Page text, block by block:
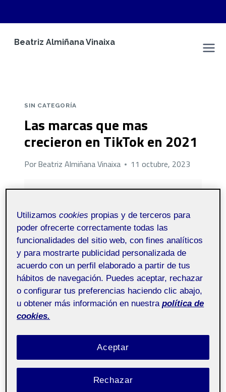
Beatriz Almiñana Vinaixa
SIN CATEGORÍA
Las marcas que mas
crecieron en TikTok en 2021
PorBeatriz Almiñana Vinaixa 11 octubre, 2023
He elegido este tema debido a la creciente
importancia que TikTok está adquiriendo en el
mundo del marketing y la publicidad. En los
últimos años, esta plataforma ha
experimentado un rápido crecimiento en
términos de usuarios y popularidad,
convirtiéndose en una herramienta clave para
más joven y conectada….
LEER MÁS
MARCAS
Utilizamoscookies propias y de terceros para
poder ofrecerte correctamente todas las
funcionalidades del sitio web, con fines analíticos
y para mostrarte publicidad personalizada de
acuerdo con un perfil elaborado a partir de tus
hábitos de navegación. Puedes aceptar, rechazar
o configurar tus preferencias haciendo clic abajo,
u obtener más información en nuestra política de
cookies.
Rechazar
Aceptar